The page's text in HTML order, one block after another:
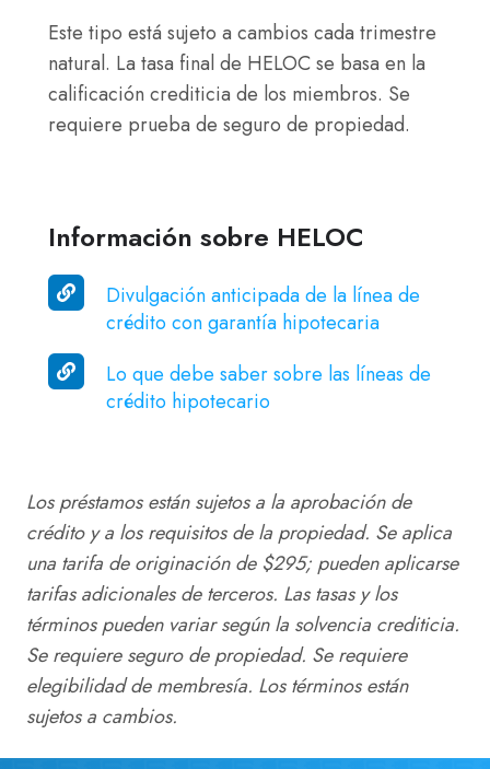
$.
Este tipo está sujeto a cambios cada trimestre
natural. La tasa final de HELOC se basa en la
calificación crediticia de los miembros. Se
requiere prueba de seguro de propiedad.
Información sobre HELOC
Divulgación anticipada de la línea de
crédito con garantía hipotecaria
Divulgación
anticipada
de
la
con
garantía
hipotecaria
Lo que debe saber sobre las líneas de
crédito hipotecario
Lo
sobre
las
líneas
de
crédito
hipotecario
Los préstamos están sujetos a la aprobación de
crédito y a los requisitos de la propiedad. Se aplica
una tarifa de originación de $295; pueden aplicarse
tarifas adicionales de terceros. Las tasas y los
términos pueden variar según la solvencia crediticia.
Se requiere seguro de propiedad. Se requiere
elegibilidad de membresía. Los términos están
sujetos a cambios.